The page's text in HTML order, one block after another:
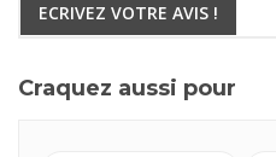
ECRIVEZ VOTRE AVIS !
Craquez aussi pour